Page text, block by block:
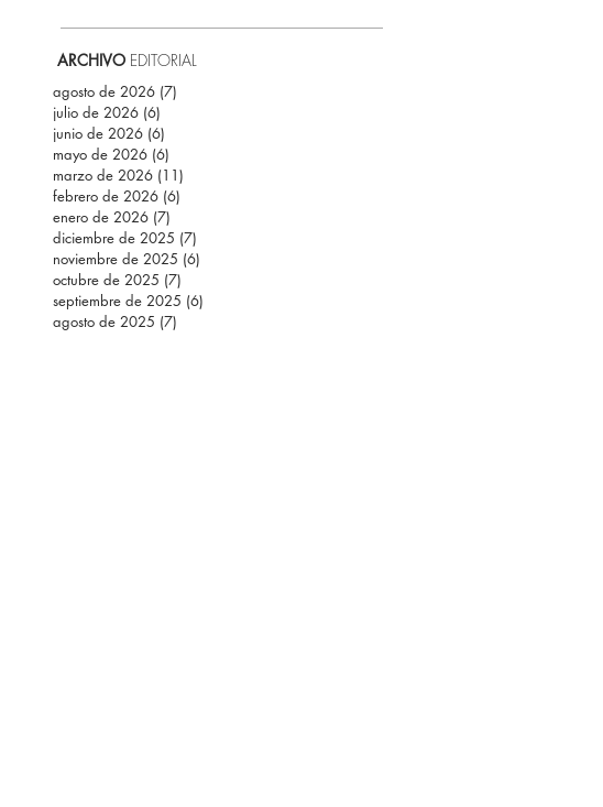
ARCHIVO EDITORIAL
agosto de 2026 (7)
julio de 2026 (6)
junio de 2026 (6)
mayo de 2026 (6)
marzo de 2026 (11)
febrero de 2026 (6)
enero de 2026 (7)
diciembre de 2025 (7)
noviembre de 2025 (6)
octubre de 2025 (7)
septiembre de 2025 (6)
agosto de 2025 (7)